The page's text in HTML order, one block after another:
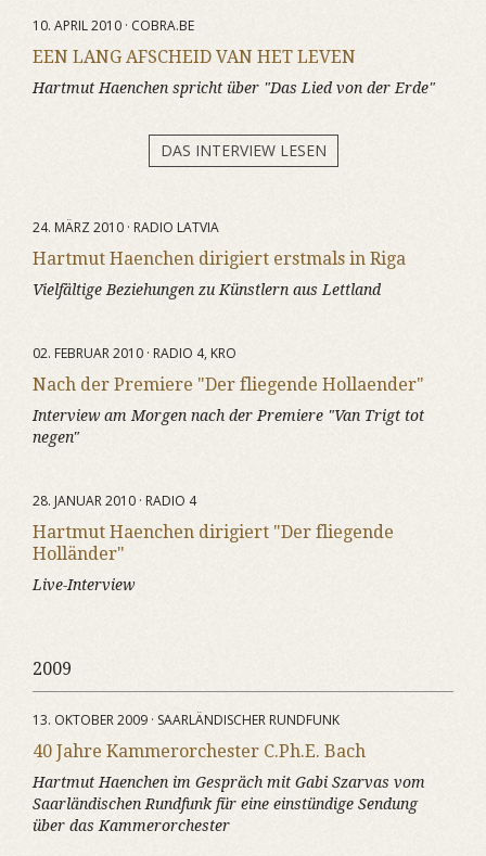
10. APRIL 2010 · COBRA.BE
EEN LANG AFSCHEID VAN HET LEVEN
Hartmut Haenchen spricht über "Das Lied von der Erde"
DAS INTERVIEW LESEN
24. MÄRZ 2010 · RADIO LATVIA
Hartmut Haenchen dirigiert erstmals in Riga
Vielfältige Beziehungen zu Künstlern aus Lettland
02. FEBRUAR 2010 · RADIO 4, KRO
Nach der Premiere "Der fliegende Hollaender"
Interview am Morgen nach der Premiere "Van Trigt tot
negen"
28. JANUAR 2010 · RADIO 4
Hartmut Haenchen dirigiert "Der fliegende
Holländer"
Live-Interview
2009
13. OKTOBER 2009 · SAARLÄNDISCHER RUNDFUNK
40 Jahre Kammerorchester C.Ph.E. Bach
Hartmut Haenchen im Gespräch mit Gabi Szarvas vom
Saarländischen Rundfunk für eine einstündige Sendung
über das Kammerorchester